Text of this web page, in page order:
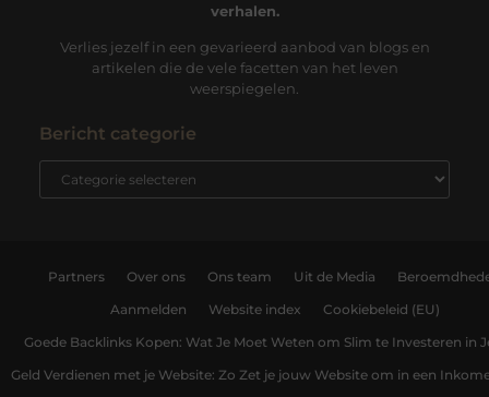
verhalen.
Verlies jezelf in een gevarieerd aanbod van blogs en
artikelen die de vele facetten van het leven
weerspiegelen.
Bericht categorie
Partners Over ons Ons team Uit de Media
Aanmelden Website index Cookiebeleid (EU)
Goede Backlinks Kopen: Wat Je Moet Weten om Slim te Investeren in
Geld Verdienen met je Website: Zo Zet je jouw Website om in een